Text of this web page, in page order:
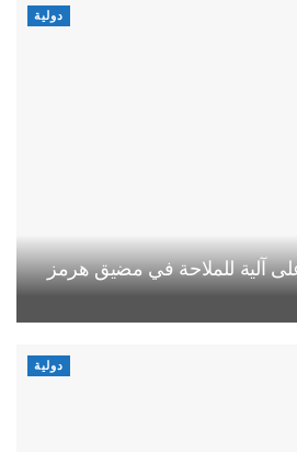
دولية
آلية للملاحة في مضيق هرمز
دولية